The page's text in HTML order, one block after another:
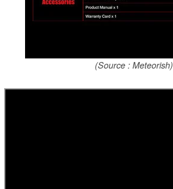
(Source : Meteorish)